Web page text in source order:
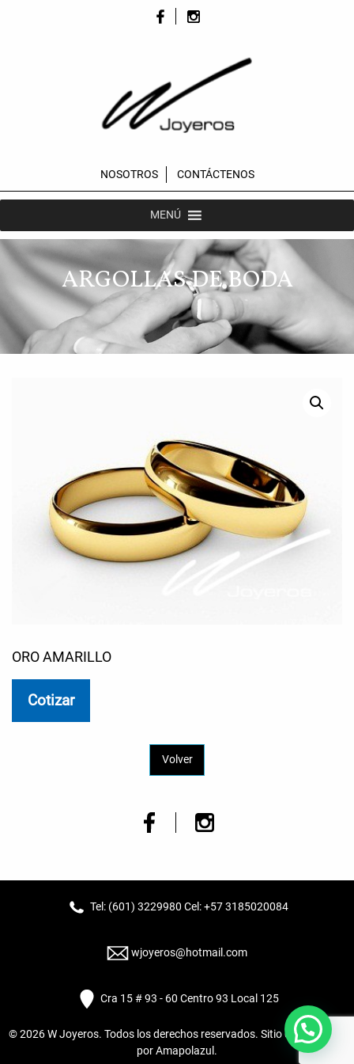
NOSOTROS CONTÁCTENOS
MENÚ
ARGOLLAS DE BODA
ORO AMARILLO
Cotizar
Volver
Tel: (601) 3229980 Cel: +57 3185020084
wjoyeros@hotmail.com
Cra 15 # 93 - 60 Centro 93 Local 125
© 2026W Joyeros. Todos los derechos reservados. Sitio desarrollado
porAmapolazul .